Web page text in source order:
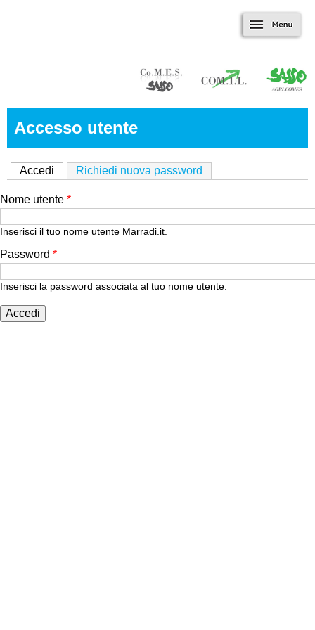
Accesso utente
Accedi (scheda attiva)
Richiedi nuova password
Nome utente *
Inserisci il tuo nome utente Marradi.it.
Password *
Inserisci la password associata al tuo nome utente.